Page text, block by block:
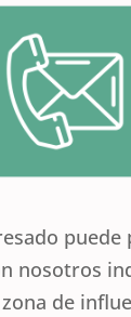
puede
nosotros
de